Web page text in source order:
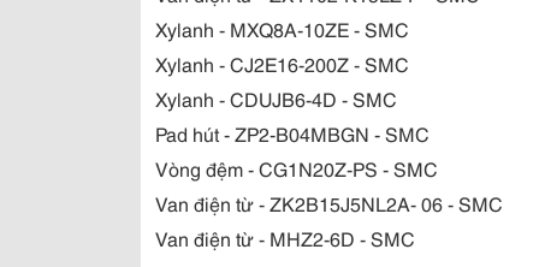
Xylanh - MXQ8A-10ZE - SMC
Xylanh - CJ2E16-200Z - SMC
Xylanh - CDUJB6-4D - SMC
Pad hút - ZP2-B04MBGN - SMC
Vòng đệm - CG1N20Z-PS - SMC
Van điện từ - ZK2B15J5NL2A- 06 - SMC
Van điện từ - MHZ2-6D - SMC